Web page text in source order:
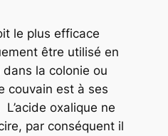
le plus efficace
être utilisé en
dans la colonie ou
couvain est à ses
oxalique ne
par conséquent il